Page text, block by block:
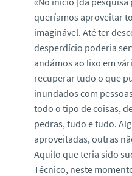
queríamos aproveitar
imaginável. Até ter
desperdício poderia
andámos ao lixo em
recuperar tudo o que
inundados com
todo o tipo de coisas,
pedras, tudo e tudo.
aproveitadas, outras
Aquilo que teria sido
Técnico, neste